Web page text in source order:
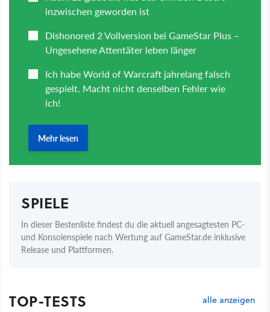
SPIELE
In dieser Bestenliste findest du die aktuell angesagtesten PC-
und Konsolenspiele nach Wertung auf GameStar.de inklusive
Release und Plattformen.
TOP-TESTS alle anzeigen